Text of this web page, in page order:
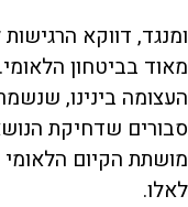
ומנגד, דווקא
מאוד בביטחון
העצומה בינינו,
סבורים שדחיקת
מושתת הקיום
לאלו.